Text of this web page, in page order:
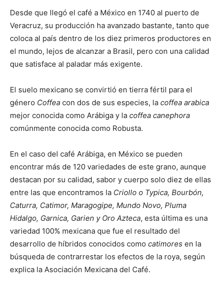
Desde que llegó el café a México en 1740 al puerto de
Veracruz, su producción ha avanzado bastante, tanto que
coloca al país dentro de los diez primeros productores en
el mundo, lejos de alcanzar a Brasil, pero con una calidad
que satisface al paladar más exigente.
El suelo mexicano se convirtió en tierra fértil para el
género Coffea con dos de sus especies, la coffea arabica
mejor conocida como Arábiga y la coffea canephora
comúnmente conocida como Robusta.
En el caso del café Arábiga, en México se pueden
encontrar más de 120 variedades de este grano, aunque
destacan por su calidad, sabor y cuerpo solo diez de ellas
entre las que encontramos la Criollo o Typica, Bourbón,
Caturra, Catimor, Maragogipe, Mundo Novo, Pluma
Hidalgo, Garnica, Garien y Oro Azteca, esta última es una
variedad 100% mexicana que fue el resultado del
desarrollo de híbridos conocidos como catimores en la
búsqueda de contrarrestar los efectos de la roya, según
explica la Asociación Mexicana del Café.